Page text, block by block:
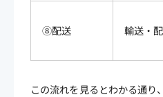
⑧配送 輸送・
この流れを見るとわかる通り